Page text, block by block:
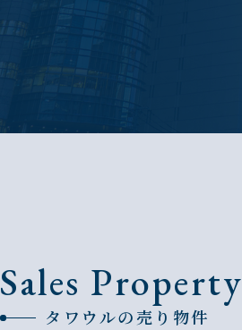
Sales Property
タワウルの売り物件